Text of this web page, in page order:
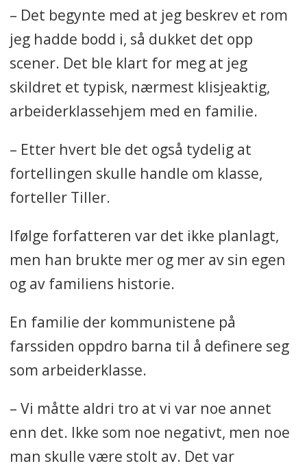
– Det begynte med at jeg beskrev et rom
jeg hadde bodd i, så dukket det opp
scener. Det ble klart for meg at jeg
skildret et typisk, nærmest klisjeaktig,
arbeiderklassehjem med en familie.
– Etter hvert ble det også tydelig at
fortellingen skulle handle om klasse,
forteller Tiller.
Ifølge forfatteren var det ikke planlagt,
men han brukte mer og mer av sin egen
og av familiens historie.
En familie der kommunistene på
farssiden oppdro barna til å definere seg
som arbeiderklasse.
– Vi måtte aldri tro at vi var noe annet
enn det. Ikke som noe negativt, men noe
man skulle være stolt av. Det var